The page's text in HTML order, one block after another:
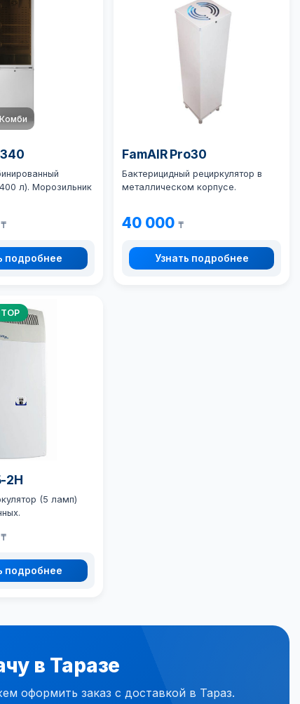
Комби
л). Морозильник
₸
подробнее
FamAIR Pro30
Бактерицидный рециркулятор в
металлическом корпусе.
40 000₸
Узнать подробнее
2Н
(5 ламп)
₸
подробнее
в Таразе
оформить заказ с доставкой в Тараз.